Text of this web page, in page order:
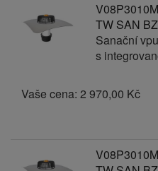
TW SAN
Sanační
s
Vaše cena: 2 970,00 Kč